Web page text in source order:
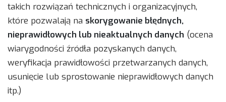
takich rozwiązań technicznych i organizacyjnych,
które pozwalają na skorygowanie błędnych,
nieprawidłowych lub nieaktualnych danych (ocena
wiarygodności źródła pozyskanych danych,
weryfikacja prawidłowości przetwarzanych danych,
usunięcie lub sprostowanie nieprawidłowych danych
itp.)